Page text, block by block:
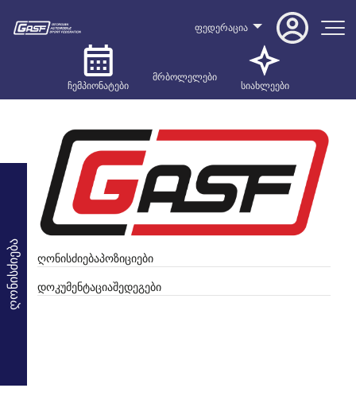
ფედერაცია
ჩემპიონატები
მრბოლელები
სიახლეები
ღონისძიება ღონისძიებაპოზიციები
დოკუმენტაციაშედეგები